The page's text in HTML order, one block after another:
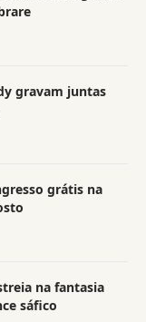
gravam juntas
grátis na
na fantasia
sáfico